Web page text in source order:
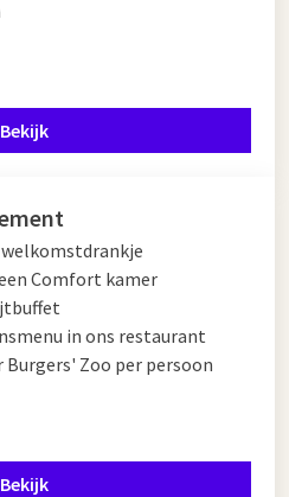
Bekijk
Comfort kamer
in ons restaurant
Burgers' Zoo per persoon
Bekijk